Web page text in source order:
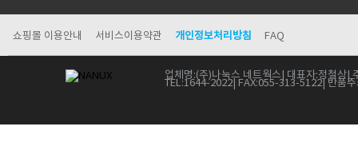
쇼핑몰 이용안내 서비스이용약관 개인정보처리방침 FAQ
업체명:(주)나눅스 네트웍스 | 대표자:정철상|
TEL:1644-2022 | FAX:055-313-5122 | 반품